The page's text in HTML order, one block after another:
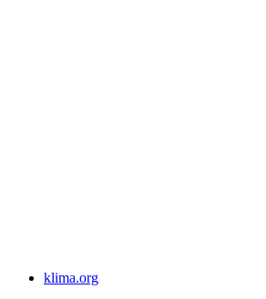
klima.org